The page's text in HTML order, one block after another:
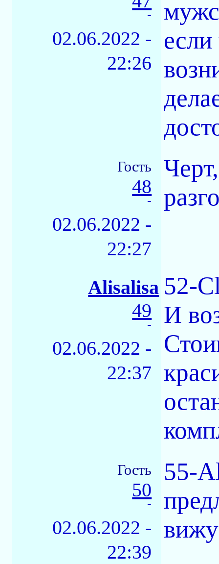
-
02.06.2022 -
22:26
Гость
48
-
02.06.2022 -
22:27
Alisalisa
49
-
02.06.2022 -
22:37
52-
И
Гость
50
-
02.06.2022 -
22:39
55-